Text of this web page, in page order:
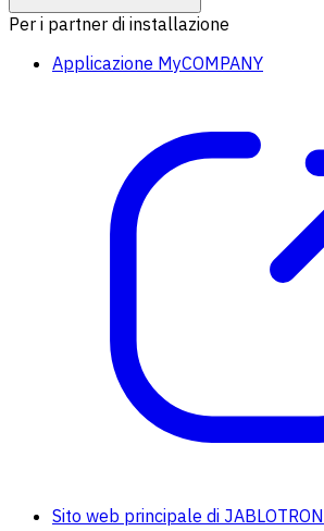
Per i partner di installazione
Applicazione MyCOMPANY
Sito web principale di JABLOTRON